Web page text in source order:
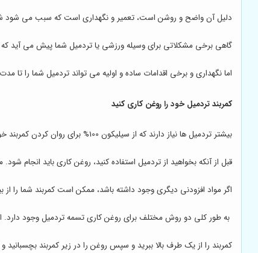
دلیل آن واضح و روشن است، تعمیر و نگهداری است که سبب می شود شما
گاهی برخی مشکلاتی برای وسیله ورزشی یا تردمیل شما پیش می آید
اما نگهداری و برخی اقدامات ساده و اولیه می تواند تردمیل شما را تا
کمربند تردمیل خود را روغن کاری کنید
بیشتر تردمیل ها نیاز دارند که از سیلیکون 100% برای روان کردن کمربند خود استفاده کنید. روغن کاری تسمه تردمیل کمک می کند تا مطمئن شوید که تسمه هر زمان که روی آن می دوید به آرامی حرکت می کند.
قبل از آنکه بخواهید از تردمیل استفاده کنید، روغن کاری باید
اگر مواد افزودنی دیگری وجود داشته باشد، ممکن است کمربند شما را
به طور کلی دو روش مختلف برای روغن کاری تسمه تردمیل وجود دارد.
کمربند را از یک طرف بالا ببرید و سپس روغن را در زیر کمربند